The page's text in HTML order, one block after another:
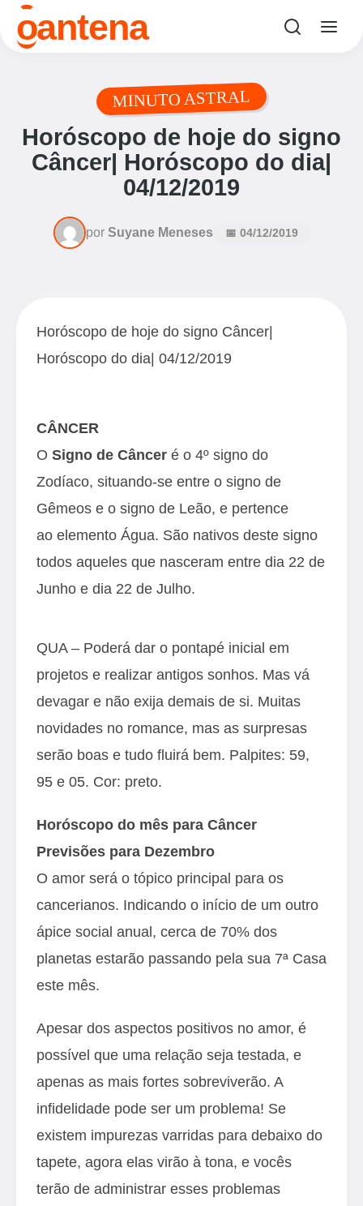
oantena
MINUTO ASTRAL
Horóscopo de hoje do signo
Câncer| Horóscopo do dia|
04/12/2019
por Suyane Meneses 📅 04/12/2019
Horóscopo de hoje do signo Câncer|
Horóscopo do dia| 04/12/2019
CÂNCER
O Signo de Câncer é o 4º signo do
Zodíaco, situando-se entre o signo de
Gêmeos e o signo de Leão, e pertence
ao elemento Água. São nativos deste signo
todos aqueles que nasceram entre dia 22 de
Junho e dia 22 de Julho.
QUA – Poderá dar o pontapé inicial em
projetos e realizar antigos sonhos. Mas vá
devagar e não exija demais de si. Muitas
novidades no romance, mas as surpresas
serão boas e tudo fluirá bem. Palpites: 59,
95 e 05. Cor: preto.
Horóscopo do mês para Câncer
Previsões para Dezembro
O amor será o tópico principal para os
cancerianos. Indicando o início de um outro
ápice social anual, cerca de 70% dos
planetas estarão passando pela sua 7ª Casa
este mês.
Apesar dos aspectos positivos no amor, é
possível que uma relação seja testada, e
apenas as mais fortes sobreviverão. A
infidelidade pode ser um problema! Se
existem impurezas varridas para debaixo do
tapete, agora elas virão à tona, e vocês
terão de administrar esses problemas